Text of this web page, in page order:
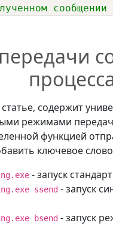
сообщении
содержит
режимами
функцией
ключевое
- запуск
ssend - запуск
bsend - запуск